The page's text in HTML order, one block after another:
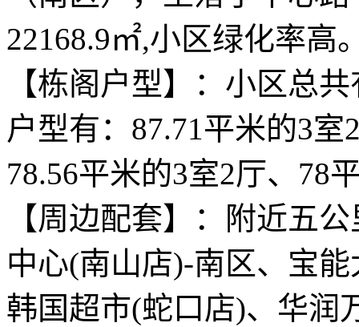
22168.9㎡,小区绿化率高
【栋阁户型】：小区总
户型有：87.71平米的3
78.56平米的3室2厅、78
【周边配套】：附近五
中心(南山店)-南区、宝
韩国超市(蛇口店)、华润